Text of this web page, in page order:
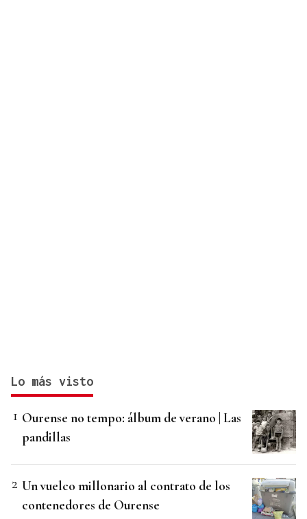
Lo más visto
Ourense no tempo: álbum de verano | Las
pandillas
Un vuelco millonario al contrato de los
contenedores de Ourense